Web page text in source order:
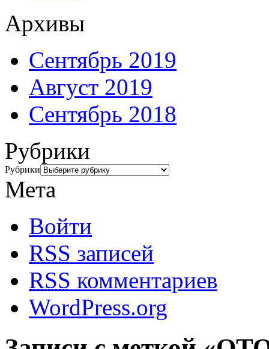
Архивы
Сентябрь 2019
Август 2019
Сентябрь 2018
Рубрики
Рубрики
Мета
Войти
RSS записей
RSS комментариев
WordPress.org